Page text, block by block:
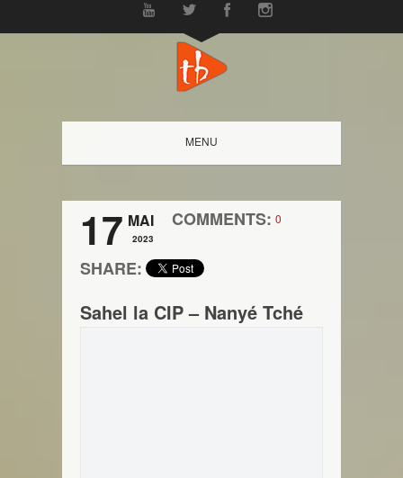
MENU
17 MAI
2023
COMMENTS: 0
SHARE:
Sahel la CIP – Nanyé Tché